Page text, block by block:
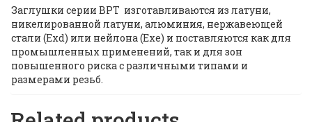
Заглушки серии BPT изготавливаются из латуни,
никелированной латуни, алюминия, нержавеющей
стали (Exd) или нейлона (Exe) и поставляются как для
промышленных применений, так и для зон
повышенного риска с различными типами и
размерами резьб.